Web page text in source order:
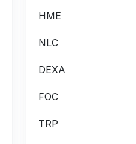
HME
NLC
DEXA
FOC
TRP